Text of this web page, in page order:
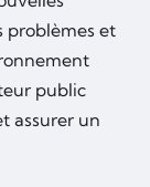
problèmes et
public
assurer un